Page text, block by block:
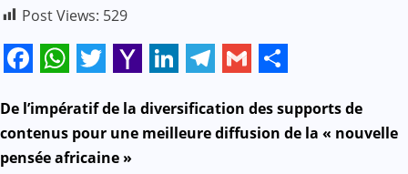
Post Views: 529
Mail
N
a
De l’impératif de la diversification des supports de
contenus pour une meilleure diffusion de la « nouvelle
pensée africaine »